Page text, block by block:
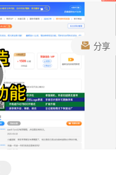
分享